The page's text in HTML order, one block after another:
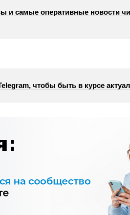
и самые оперативные новости
чтобы быть в курсе